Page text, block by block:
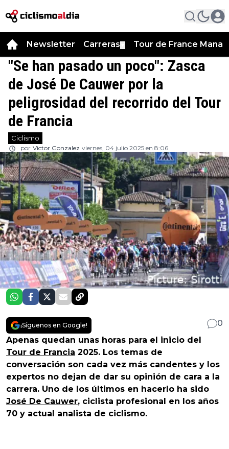
Newsletter Carreras Tour de France
"Se han pasado un poco": Zasca
de José De Cauwer por la
peligrosidad del recorrido del Tour
de Francia
Ciclismo
por Victor Gonzalez viernes, 04 julio 2025 en 8:06
¡Síguenos en Google!
0
Apenas quedan unas horas para el inicio del
Tour de Francia 2025. Los temas de
conversación son cada vez más candentes y los
expertos no dejan de dar su opinión de cara a la
carrera. Uno de los últimos en hacerlo ha sido
José De Cauwer, ciclista profesional en los años
70 y actual analista de ciclismo.